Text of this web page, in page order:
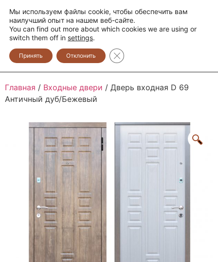
+373 600 888 33 +373 600 888 44
0
Главная / Входные двери / Дверь входная D 69
Античный дуб/Бежевый
Мы используем файлы cookie, чтобы обеспечить вам
наилучший опыт на нашем веб-сайте.
You can find out more about which cookies we are using or
switch them off in settings.
Принять Отклонить Закрыть баннер cookie GDPR